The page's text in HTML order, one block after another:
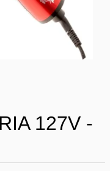
127V -